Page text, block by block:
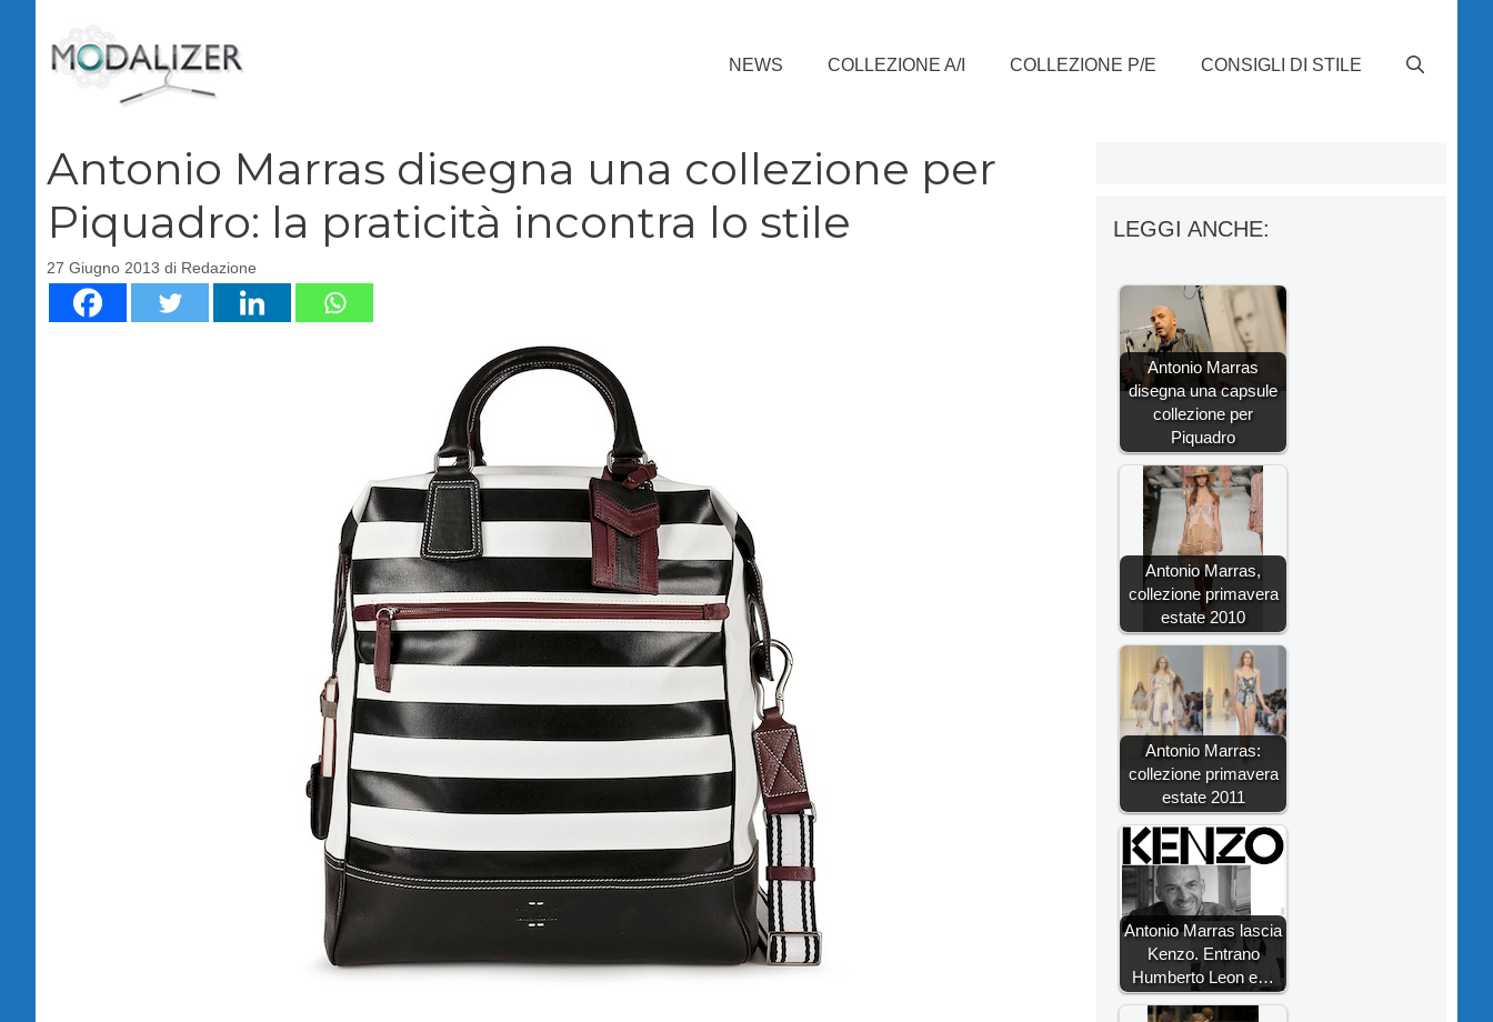
contenuto
NEWS COLLEZIONE A/I COLLEZIONE P/E CONSIGLI DI STILE
Antonio Marras disegna una collezione per
Piquadro: la praticità incontra lo stile
27 Giugno 2013 di Redazione
LEGGI ANCHE:
Antonio Marras
disegna una capsule
collezione per
Piquadro
Antonio Marras,
collezione primavera
estate 2010
Antonio Marras:
collezione primavera
estate 2011
Antonio Marras lascia
Kenzo. Entrano
Humberto Leon e…